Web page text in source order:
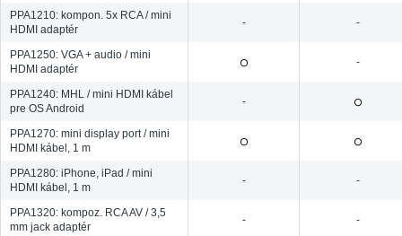
PPA1210: kompon. 5x RCA / mini
HDMI adaptér
- -
PPA1250: VGA + audio / mini
HDMI adaptér
-
PPA1240: MHL / mini HDMI kábel
pre OS Android
-
PPA1270: mini display port / mini
HDMI kábel, 1 m
PPA1280: iPhone, iPad / mini
HDMI kábel, 1 m
- -
PPA1320: kompoz. RCA AV / 3,5
mm jack adaptér
- -